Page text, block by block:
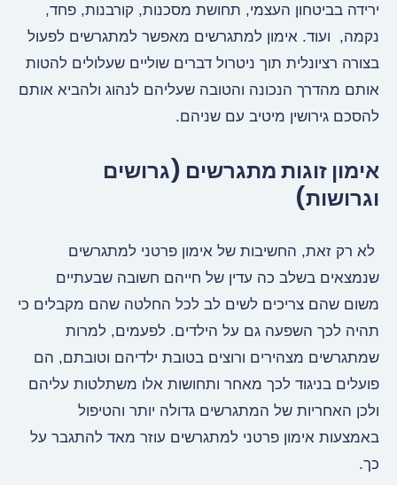
ירידה בביטחון העצמי, תחושת מסכנות, קורבנות, פחד,
נקמה, ועוד. אימון למתגרשים מאפשר למתגרשים לפעול
בצורה רציונלית תוך ניטרול דברים שוליים שעלולים להטות
אותם מהדרך הנכונה והטובה שעליהם לנהוג ולהביא אותם
להסכם גירושין מיטיב עם שניהם.
אימון זוגות מתגרשים (גרושים
וגרושות)
לא רק זאת, החשיבות של אימון פרטני למתגרשים
שנמצאים בשלב כה עדין של חייהם חשובה שבעתיים
משום שהם צריכים לשים לב לכל החלטה שהם מקבלים כי
תהיה לכך השפעה גם על הילדים. לפעמים, למרות
שמתגרשים מצהירים ורוצים בטובת ילדיהם וטובתם, הם
פועלים בניגוד לכך מאחר ותחושות אלו משתלטות עליהם
ולכן האחריות של המתגרשים גדולה יותר והטיפול
באמצעות אימון פרטני למתגרשים עוזר מאד להתגבר על
כך.